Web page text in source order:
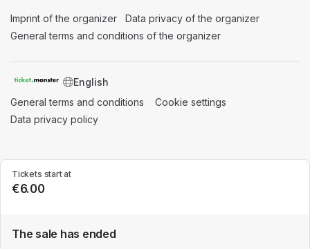
Tickets start at
€6.00
The sale has ended
Imprint of the organizer (opens in a new tab)
Data privacy of the organizer
General terms and conditions of the organizer
SWITCH LANGUAGE
General terms and conditions (opens in a new tab)
Cookie settings
Data privacy policy